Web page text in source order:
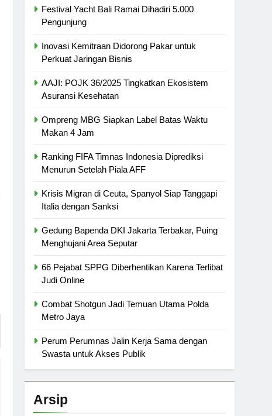
Festival Yacht Bali Ramai Dihadiri 5.000
Pengunjung
Inovasi Kemitraan Didorong Pakar untuk
Perkuat Jaringan Bisnis
AAJI: POJK 36/2025 Tingkatkan Ekosistem
Asuransi Kesehatan
Ompreng MBG Siapkan Label Batas Waktu
Makan 4 Jam
Ranking FIFA Timnas Indonesia Diprediksi
Menurun Setelah Piala AFF
Krisis Migran di Ceuta, Spanyol Siap Tanggapi
Italia dengan Sanksi
Gedung Bapenda DKI Jakarta Terbakar, Puing
Menghujani Area Seputar
66 Pejabat SPPG Diberhentikan Karena Terlibat
Judi Online
Combat Shotgun Jadi Temuan Utama Polda
Metro Jaya
Perum Perumnas Jalin Kerja Sama dengan
Swasta untuk Akses Publik
Arsip